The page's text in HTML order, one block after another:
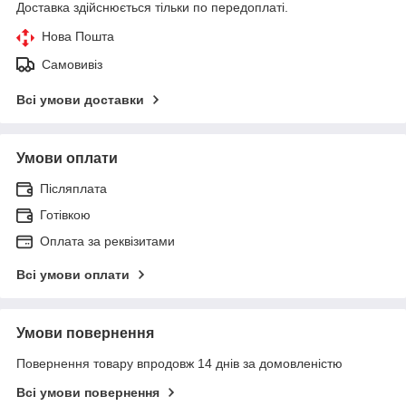
Доставка здійснюється тільки по передоплаті.
Нова Пошта
Самовивіз
Всі умови доставки
Умови оплати
Післяплата
Готівкою
Оплата за реквізитами
Всі умови оплати
Умови повернення
Повернення товару впродовж 14 днів за домовленістю
Всі умови повернення